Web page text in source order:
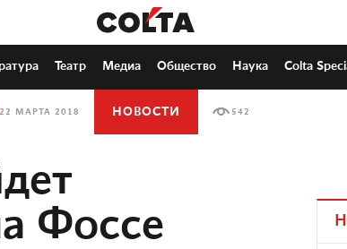
Театр Медиа Общество Наука Colta
22 МАРТА 2018 НОВОСТИ 542
Фоссе